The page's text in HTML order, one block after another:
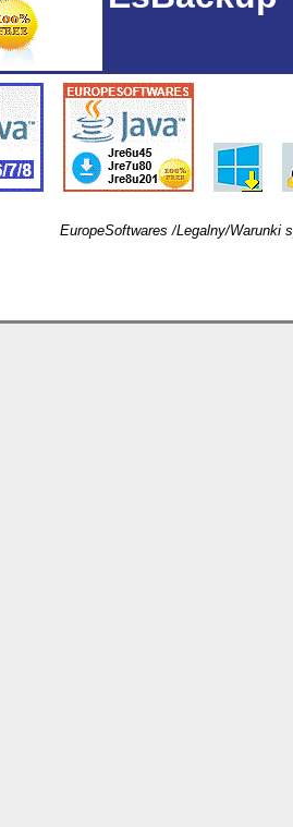
EuropeSoftwares /Legalny/Warunki